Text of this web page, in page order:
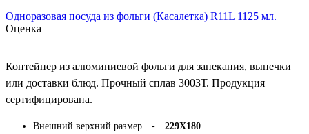
Одноразовая посуда из фольги (Касалетка) R11L 1125 мл.
Оценка
Контейнер из алюминиевой фольги для запекания, выпечки
или доставки блюд. Прочный сплав 3003Т. Продукция
сертифицирована.
Внешний верхний размер - 229Х180